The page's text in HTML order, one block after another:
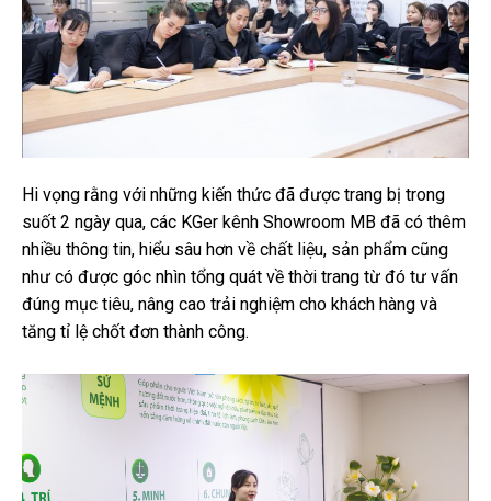
Hi vọng rằng với những kiến thức đã được trang bị trong
suốt 2 ngày qua, các KGer kênh Showroom MB đã có thêm
nhiều thông tin, hiểu sâu hơn về chất liệu, sản phẩm cũng
như có được góc nhìn tổng quát về thời trang từ đó tư vấn
đúng mục tiêu, nâng cao trải nghiệm cho khách hàng và
tăng tỉ lệ chốt đơn thành công.